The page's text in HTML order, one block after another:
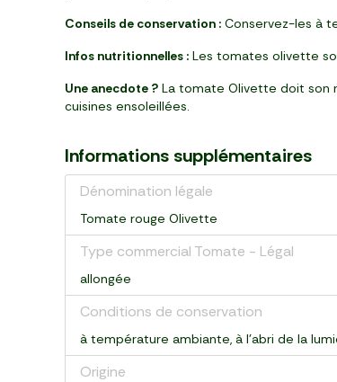
Conseils de conservation : Conservez-les à
Infos nutritionnelles : Les tomates olivette
Une anecdote ? La tomate Olivette doit son
cuisines ensoleillées.
Informations supplémentaires
Dénomination légale
Tomate rouge Olivette
Type commercial Tomate - Légal
allongée
Conditions de conservation
à température ambiante, à l'abri de la
Origine